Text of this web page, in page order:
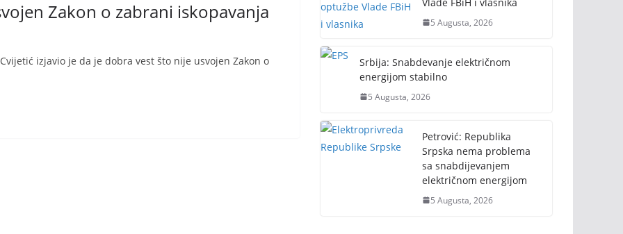
Zakon o zabrani iskopavanja
izjavio je da je dobra vest što nije usvojen Zakon o
5 Augusta, 2026
Srbija: Snabdevanje električnom
energijom stabilno
5 Augusta, 2026
Petrović: Republika
Srpska nema problema
sa snabdijevanjem
električnom energijom
5 Augusta, 2026